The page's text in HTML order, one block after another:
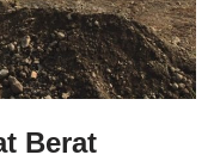
Berat